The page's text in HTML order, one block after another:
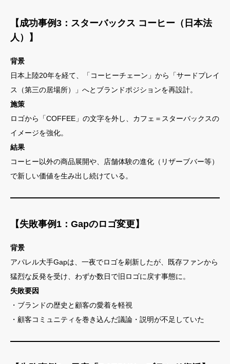
【成功事例3：スターバックス コーヒー（日本法
人）】
背景
日本上陸20年を経て、「コーヒーチェーン」から「サードプレイ
ス（第三の居場所）」へとブランドポジションを再設計。
施策
ロゴから「COFFEE」の文字を外し、カフェ＝スターバックスの
イメージを強化。
結果
コーヒー以外の商品展開や、店舗体験の進化（リザーブバー等）
で新しい価値を生み出し続けている。
【失敗事例1：Gapのロゴ変更】
背景
アパレル大手Gapは、一夜でロゴを刷新したが、既存ファンから
猛烈な反発を受け、わずか数日で旧ロゴに戻す事態に。
失敗要因
・ブランドの歴史と顧客の愛着を軽視
・顧客コミュニティを巻き込んだ議論・説明が不足していた